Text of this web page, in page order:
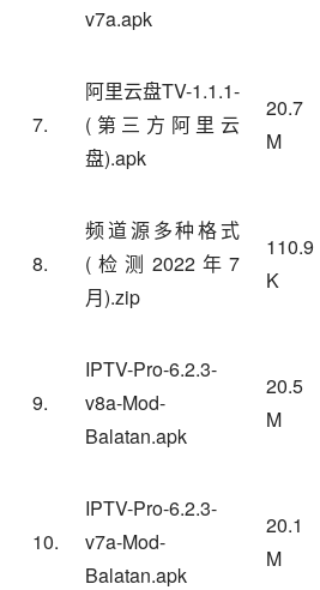
v7a.apk
7.
阿里云盘TV-1.1.1-
(第三方阿里云
盘).apk
20.7
M
8.
频道源多种格式
(检测2022年7
月).zip
110.9
K
9.
IPTV-Pro-6.2.3-
v8a-Mod-
Balatan.apk
20.5
M
10.
IPTV-Pro-6.2.3-
v7a-Mod-
Balatan.apk
20.1
M